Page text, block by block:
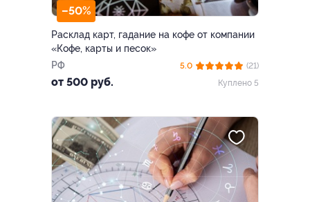
–50%
Расклад карт, гадание на кофе от компании
«Кофе, карты и песок»
РФ
от 500 руб.
5.0
(21)
Куплено 5